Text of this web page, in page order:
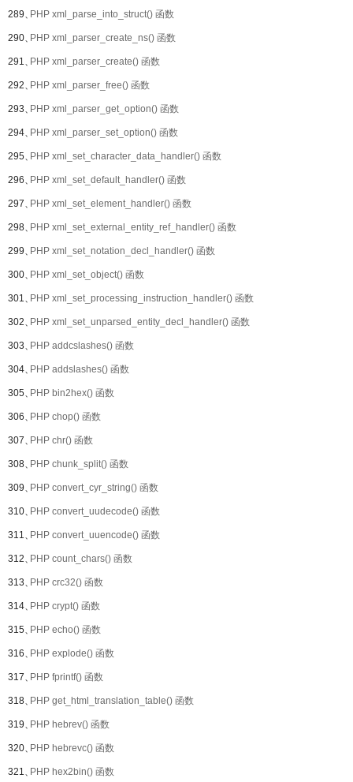
289、PHP xml_parse_into_struct() 函数
290、PHP xml_parser_create_ns() 函数
291、PHP xml_parser_create() 函数
292、PHP xml_parser_free() 函数
293、PHP xml_parser_get_option() 函数
294、PHP xml_parser_set_option() 函数
295、PHP xml_set_character_data_handler() 函数
296、PHP xml_set_default_handler() 函数
297、PHP xml_set_element_handler() 函数
298、PHP xml_set_external_entity_ref_handler() 函数
299、PHP xml_set_notation_decl_handler() 函数
300、PHP xml_set_object() 函数
301、PHP xml_set_processing_instruction_handler() 函数
302、PHP xml_set_unparsed_entity_decl_handler() 函数
303、PHP addcslashes() 函数
304、PHP addslashes() 函数
305、PHP bin2hex() 函数
306、PHP chop() 函数
307、PHP chr() 函数
308、PHP chunk_split() 函数
309、PHP convert_cyr_string() 函数
310、PHP convert_uudecode() 函数
311、PHP convert_uuencode() 函数
312、PHP count_chars() 函数
313、PHP crc32() 函数
314、PHP crypt() 函数
315、PHP echo() 函数
316、PHP explode() 函数
317、PHP fprintf() 函数
318、PHP get_html_translation_table() 函数
319、PHP hebrev() 函数
320、PHP hebrevc() 函数
321、PHP hex2bin() 函数